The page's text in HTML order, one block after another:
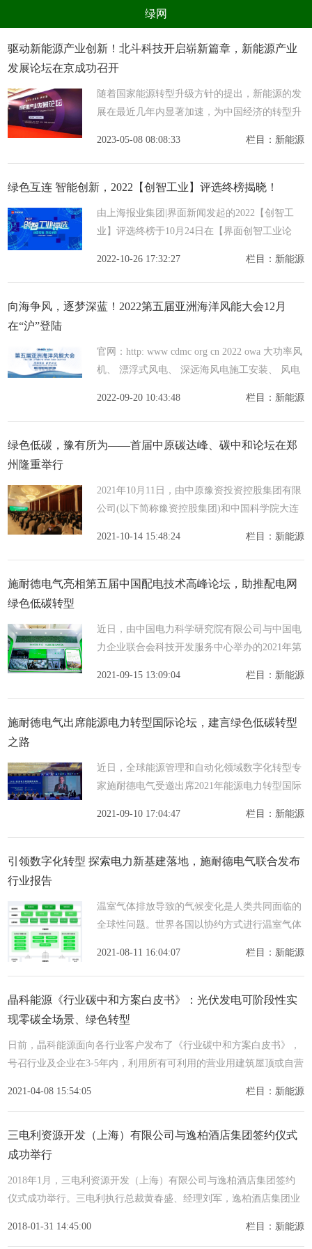
绿网
组织 养生 公益 出行
生态 美食
亲子 电器 数码 旅游
时尚
驱动新能源产业创新！北斗科技开启崭新篇章，新能源产业
发展论坛在京成功召开
随着国家能源转型升级方针的提出，新能源的发
展在最近几年内显著加速，为中国经济的转型升
展的重
2023-05-08 08:08:33 栏目：新能源
绿色互连 智能创新，2022【创智工业】评选终榜揭晓！
由上海报业集团|界面新闻发起的2022【创智工
业】评选终榜于10月24日在【界面创智工业论
发展所做的卓越
2022-10-26 17:32:27 栏目：新能源
向海争风，逐梦深蓝！2022第五届亚洲海洋风能大会12月
在“沪”登陆
官网：http: www cdmc org cn 2022 owa 大功率风
机、 漂浮式风电、 深远海风电施工安装、 风电
2022-09-20 10:43:48 栏目：新能源
绿色低碳，豫有所为——首届中原碳达峰、碳中和论坛在郑
州隆重举行
2021年10月11日，由中原豫资投资控股集团有限
公司(以下简称豫资控股集团)和中国科学院大连
论坛在郑州
2021-10-14 15:48:24 栏目：新能源
施耐德电气亮相第五届中国配电技术高峰论坛，助推配电网
绿色低碳转型
近日，由中国电力科学研究院有限公司与中国电
力企业联合会科技开发服务中心举办的2021年第
题，吸引了电
2021-09-15 13:09:04 栏目：新能源
施耐德电气出席能源电力转型国际论坛，建言绿色低碳转型
之路
近日，全球能源管理和自动化领域数字化转型专
家施耐德电气受邀出席2021年能源电力转型国际
世界经济论坛
2021-09-10 17:04:47 栏目：新能源
引领数字化转型 探索电力新基建落地，施耐德电气联合发布
行业报告
温室气体排放导致的气候变化是人类共同面临的
全球性问题。世界各国以协约方式进行温室气体
大国担当。
2021-08-11 16:04:07 栏目：新能源
晶科能源《行业碳中和方案白皮书》：光伏发电可阶段性实
现零碳全场景、绿色转型
日前，晶科能源面向各行业客户发布了《行业碳中和方案白皮书》，
号召行业及企业在3-5年内，利用所有可利用的营业用建筑屋顶或自营
2021-04-08 15:54:05
栏目：新能源
三电利资源开发（上海）有限公司与逸柏酒店集团签约仪式
成功举行
2018年1月，三电利资源开发（上海）有限公司与逸柏酒店集团签约
仪式成功举行。三电利执行总裁黄春盛、经理刘军，逸柏酒店集团业
2018-01-31 14:45:00
栏目：新能源